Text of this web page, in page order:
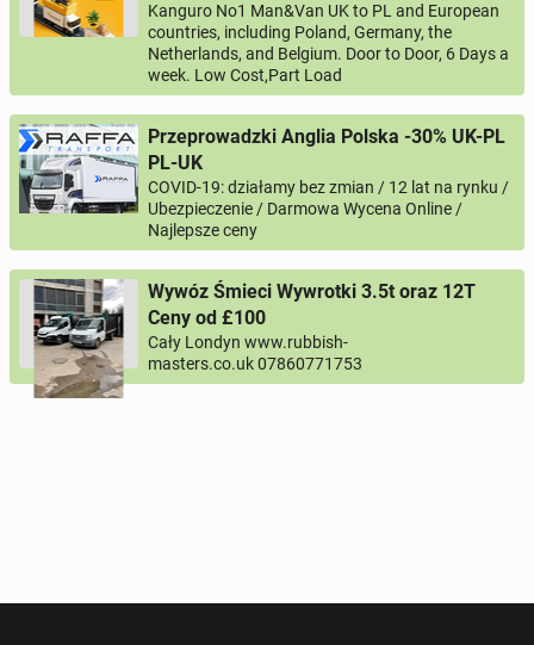
Kanguro No1 Man&Van UK to PL and European
countries, including Poland, Germany, the
Netherlands, and Belgium. Door to Door, 6 Days a
week. Low Cost,Part Load
Przeprowadzki Anglia Polska -30% UK-PL
PL-UK
COVID-19: działamy bez zmian / 12 lat na rynku /
Ubezpieczenie / Darmowa Wycena Online /
Najlepsze ceny
Wywóz Śmieci Wywrotki 3.5t oraz 12T
Ceny od £100
Cały Londyn www.rubbish-
masters.co.uk 07860771753